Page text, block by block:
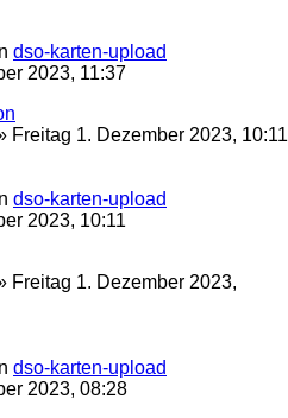
dso-karten-upload
2023, 11:37
Freitag 1. Dezember 2023, 10:11
dso-karten-upload
2023, 10:11
Freitag 1. Dezember 2023,
dso-karten-upload
2023, 08:28